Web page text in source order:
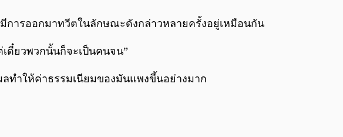
การออกมาทวีตในลักษณะดังกล่าวหลายครั้งอยู่เหมือนกัน
เดี๋ยวพวกนั้นก็จะเป็นคนจน”
ทำให้ค่าธรรมเนียมของมันแพงขึ้นอย่างมาก